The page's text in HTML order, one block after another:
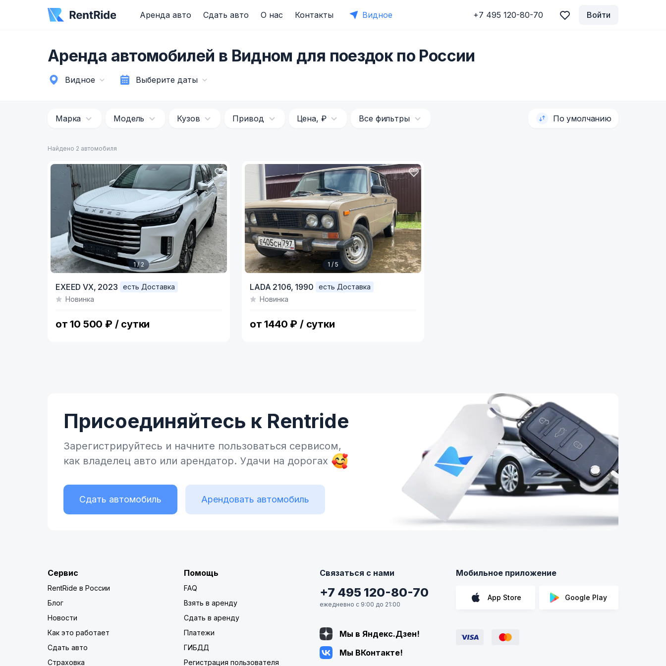
Аренда авто Сдать авто О нас Контакты Видное +7 495 120-80-70 Войти
Аренда автомобилей в Видном для поездок по России
Видное Выберите даты
Марка Модель Кузов Привод Цена, ₽ Все фильтры По умолчанию
Найдено 2 автомобиля
of
1 / 2
EXEED VX, 2023
есть Доставка
Новинка
от 10 500 ₽ / сутки
of
1 / 5
LADA 2106, 1990
есть Доставка
Новинка
от 1440 ₽ / сутки
Присоединяйтесь к Rentride
Зарегистрируйтесь и начните пользоваться сервисом,
как владелец авто или арендатор. Удачи на дорогах
Сдать автомобиль Арендовать автомобиль
Сервис
RentRide в России
Блог
Новости
Как это работает
Сдать авто
Страховка
Помощь
FAQ
Взять в аренду
Сдать в аренду
Платежи
ГИБДД
Регистрация пользователя
Связаться с нами
+7 495 120-80-70
ежедневно с 9:00 до 21:00
Мы в Яндекс.Дзен!
Мы ВКонтакте!
Мобильное приложение
App Store Google Play